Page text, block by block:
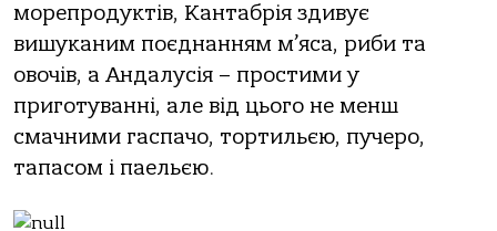
морепродуктів, Кантабрія здивує
вишуканим поєднанням м’яса, риби та
овочів, а Андалусія – простими у
приготуванні, але від цього не менш
смачними гаспачо, тортильєю, пучеро,
тапасом і паельєю.